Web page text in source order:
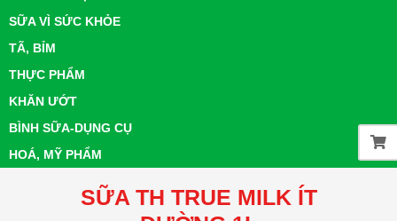
SỮA VÌ SỨC KHỎE
TÃ, BỈM
THỰC PHẨM
KHĂN ƯỚT
BÌNH SỮA-DỤNG CỤ
HOÁ, MỸ PHẨM
SỮA TH TRUE MILK ÍT